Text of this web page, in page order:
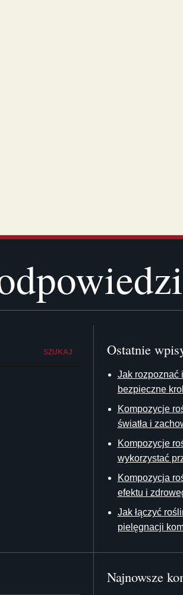
SZUKAJ Ostatnie
Jak rozpoznać
bezpieczne
Kompozycje
światła i
Kompozycje
wykorzystać
Kompozycja
efektu i
Jak łączyć
pielęgnacji
Najnowsze